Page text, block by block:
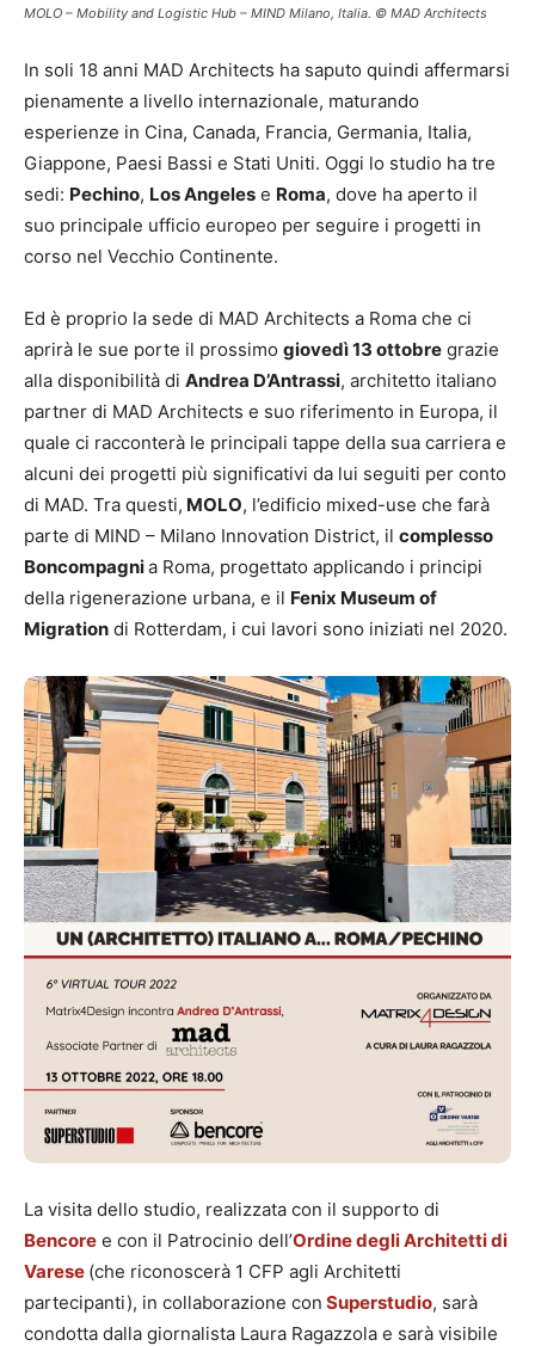
MOLO – Mobility and Logistic Hub – MIND Milano, Italia. © MAD Architects
In soli 18 anni MAD Architects ha saputo quindi affermarsi
pienamente a livello internazionale, maturando
esperienze in Cina, Canada, Francia, Germania, Italia,
Giappone, Paesi Bassi e Stati Uniti. Oggi lo studio ha tre
sedi: Pechino, Los Angeles e Roma, dove ha aperto il
suo principale ufficio europeo per seguire i progetti in
corso nel Vecchio Continente.
Ed è proprio la sede di MAD Architects a Roma che ci
aprirà le sue porte il prossimo giovedì 13 ottobre grazie
alla disponibilità di Andrea D’Antrassi, architetto italiano
partner di MAD Architects e suo riferimento in Europa, il
quale ci racconterà le principali tappe della sua carriera e
alcuni dei progetti più significativi da lui seguiti per conto
di MAD. Tra questi, MOLO, l’edificio mixed-use che farà
parte di MIND – Milano Innovation District, il complesso
Boncompagnia Roma, progettato applicando i principi
della rigenerazione urbana, e il Fenix Museum of
Migration di Rotterdam, i cui lavori sono iniziati nel 2020.
La visita dello studio, realizzata con il supporto di
Bencore e con il Patrocinio dell’Ordine degli Architetti di
Varese (che riconoscerà 1 CFP agli Architetti
partecipanti), in collaborazione con Superstudio, sarà
condotta dalla giornalista Laura Ragazzola e sarà visibile